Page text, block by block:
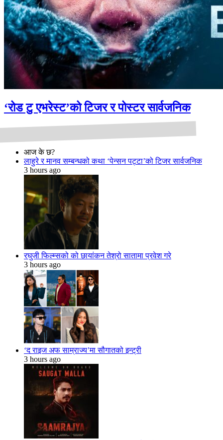
‘रोड टु एभरेस्ट’को टिजर र पोस्टर सार्वजनिक
आज के छ?
लाहुरे र मानव सम्बन्धको कथा ‘पेन्सन पट्टा’को टिजर सार्वजनिक
3 hours ago
रघुजी फिल्म्सको को छायांकन तेश्रो सातामा प्रवेश गरे
3 hours ago
‘द राइज अफ साम्राज्य’मा सौगातको इन्ट्री
3 hours ago